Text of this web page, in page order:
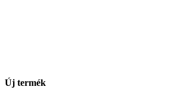
Új termék